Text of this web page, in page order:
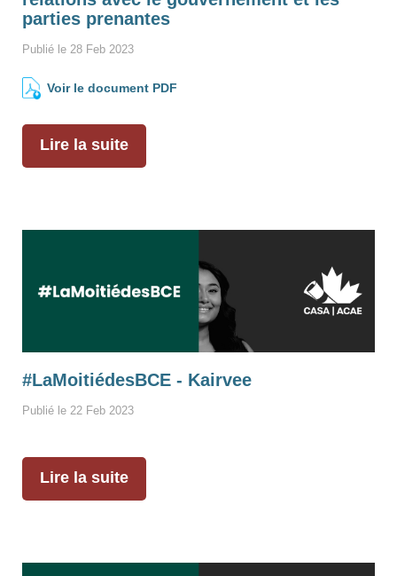
parties prenantes
Publié le 28 Feb 2023
Voir le document PDF
Lire la suite
#LaMoitiédesBCE - Kairvee
Publié le 22 Feb 2023
Lire la suite